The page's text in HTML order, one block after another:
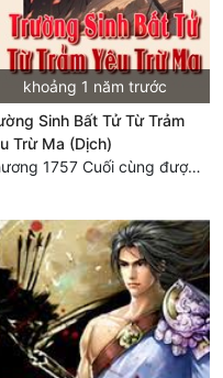
khoảng 1 năm trước
Sinh Bất Tử Từ Trảm
Trừ Ma (Dịch)
Chương 1757 Cuối cùng được bình tĩnh (hết)